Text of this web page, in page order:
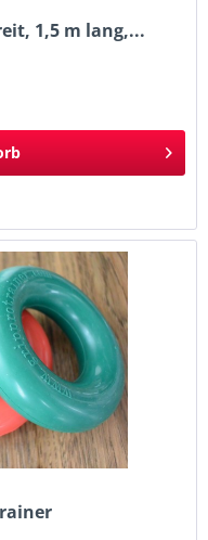
1,5 m lang,...